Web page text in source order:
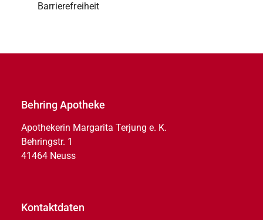
Barrierefreiheit
Behring Apotheke
Apothekerin Margarita Terjung e. K.
Behringstr. 1
41464 Neuss
Kontaktdaten